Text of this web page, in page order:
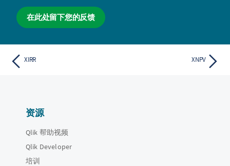
在此处留下您的反馈
XIRR XNPV
资源
Qlik 帮助视频
Qlik Developer
培训